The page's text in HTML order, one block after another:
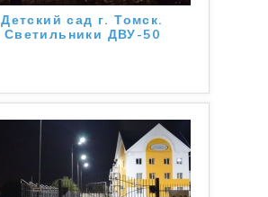
Детский сад г. Томск.
Светильники ДВУ-50